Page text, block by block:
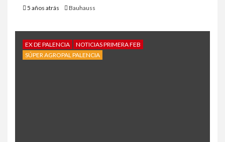
5 años atrás Bauhauss
EX DE PALENCIA
NOTICIAS PRIMERA FEB
SÚPER AGROPAL PALENCIA